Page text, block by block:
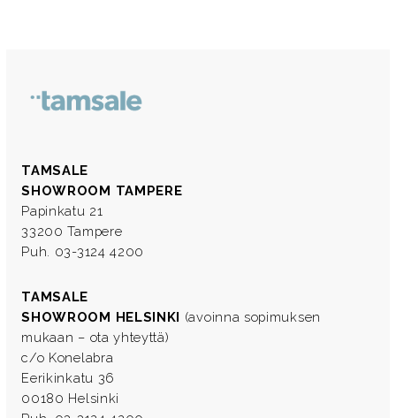
TAMSALE
SHOWROOM TAMPERE
Papinkatu 21
33200 Tampere
Puh. 03-3124 4200
TAMSALE
SHOWROOM HELSINKI (avoinna sopimuksen
mukaan – ota yhteyttä)
c/o Konelabra
Eerikinkatu 36
00180 Helsinki